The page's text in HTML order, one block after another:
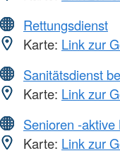
Rettungsdienst
Karte: Link zur
Sanitätsdienst
Karte: Link zur
Senioren -
Karte: Link zur